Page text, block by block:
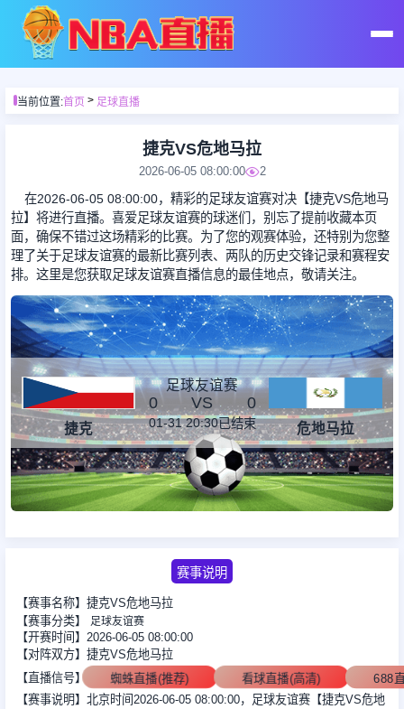
首页
篮球直播
足球录像
篮球录像
足球集锦
篮球集锦
足球新闻
篮球新闻
当前位置:首页> 足球直播
捷克VS危地马拉
2026-06-05 08:00:00 2
在2026-06-05 08:00:00，精彩的足球友谊赛对决【捷克VS危地马
拉】将进行直播。喜爱足球友谊赛的球迷们，别忘了提前收藏本页
面，确保不错过这场精彩的比赛。为了您的观赛体验，还特别为您整
理了关于足球友谊赛的最新比赛列表、两队的历史交锋记录和赛程安
排。这里是您获取足球友谊赛直播信息的最佳地点，敬请关注。
捷克
足球友谊赛
0 VS 0
01-31 20:30已结束 危地马拉
赛事说明
【赛事名称】捷克VS危地马拉
【赛事分类】
足球友谊赛
【开赛时间】2026-06-05 08:00:00
【对阵双方】捷克VS危地马拉
【直播信号】
蜘蛛直播(推荐) 看球直播(高清) 688
【赛事说明】北京时间2026-06-05 08:00:00，足球友谊赛【捷克VS危地